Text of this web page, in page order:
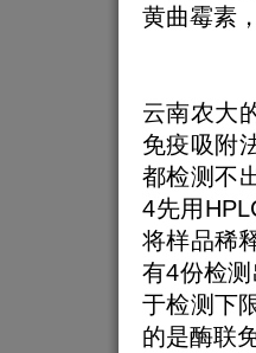
黄曲霉素
云南农大
免疫吸附
都检测不
4先用
将样品稀
有4份检
于检测下
的是酶联